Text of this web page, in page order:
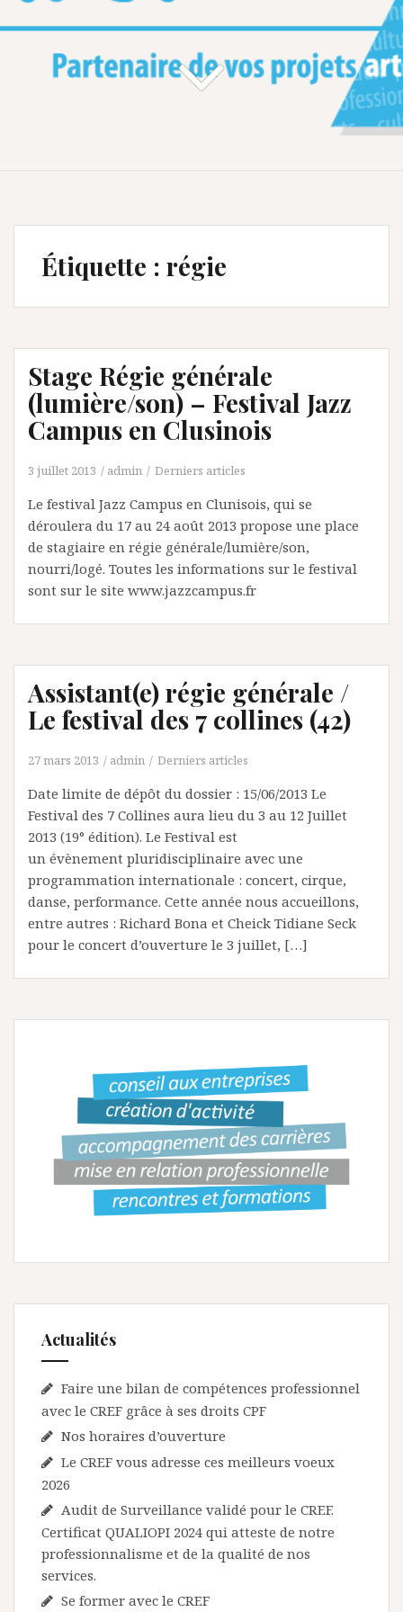
Étiquette : régie
Stage Régie générale
(lumière/son) – Festival Jazz
Campus en Clusinois
3 juillet 2013 admin Derniers articles
Le festival Jazz Campus en Clunisois, qui se
déroulera du 17 au 24 août 2013 propose une place
de stagiaire en régie générale/lumière/son,
nourri/logé. Toutes les informations sur le festival
sont sur le site www.jazzcampus.fr
Assistant(e) régie générale /
Le festival des 7 collines (42)
27 mars 2013 admin Derniers articles
Date limite de dépôt du dossier : 15/06/2013 Le
Festival des 7 Collines aura lieu du 3 au 12 Juillet
2013 (19° édition). Le Festival est
un évènement pluridisciplinaire avec une
programmation internationale : concert, cirque,
danse, performance. Cette année nous accueillons,
entre autres : Richard Bona et Cheick Tidiane Seck
pour le concert d’ouverture le 3 juillet, […]
Actualités
Faire une bilan de compétences professionnel
avec le CREF grâce à ses droits CPF
Nos horaires d’ouverture
Le CREF vous adresse ces meilleurs voeux
2026
Audit de Surveillance validé pour le CREF.
Certificat QUALIOPI 2024 qui atteste de notre
professionnalisme et de la qualité de nos
services.
Se former avec le CREF